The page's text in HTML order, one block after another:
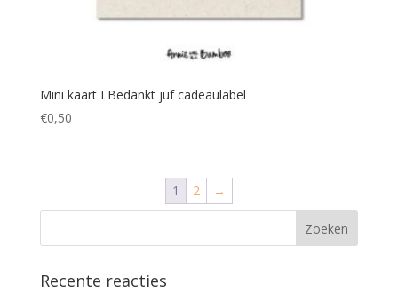
Mini kaart I Bedankt juf cadeaulabel
€0,50
1 2 →
Recente reacties